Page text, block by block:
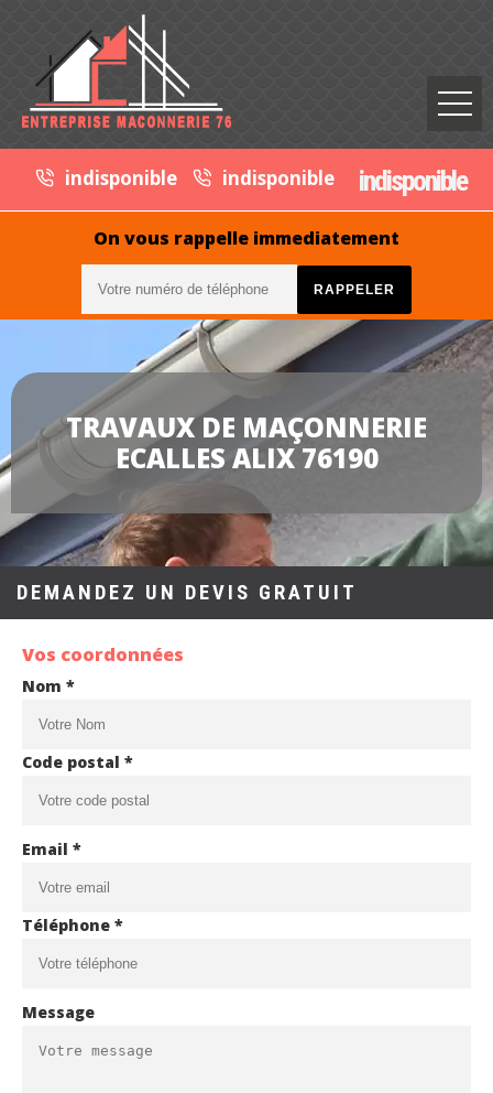
indisponible indisponible indisponible
On vous rappelle immediatement
TRAVAUX DE MAÇONNERIE
ECALLES ALIX 76190
DEMANDEZ UN DEVIS GRATUIT
Vos coordonnées
Nom *
Code postal *
Email *
Téléphone *
Message